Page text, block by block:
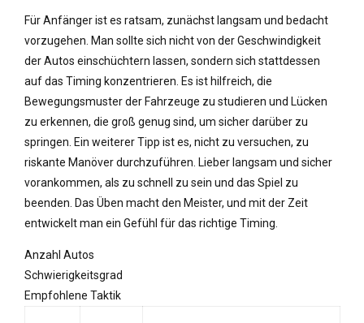
Für Anfänger ist es ratsam, zunächst langsam und bedacht
vorzugehen. Man sollte sich nicht von der Geschwindigkeit
der Autos einschüchtern lassen, sondern sich stattdessen
auf das Timing konzentrieren. Es ist hilfreich, die
Bewegungsmuster der Fahrzeuge zu studieren und Lücken
zu erkennen, die groß genug sind, um sicher darüber zu
springen. Ein weiterer Tipp ist es, nicht zu versuchen, zu
riskante Manöver durchzuführen. Lieber langsam und sicher
vorankommen, als zu schnell zu sein und das Spiel zu
beenden. Das Üben macht den Meister, und mit der Zeit
entwickelt man ein Gefühl für das richtige Timing.
Anzahl Autos
Schwierigkeitsgrad
Empfohlene Taktik